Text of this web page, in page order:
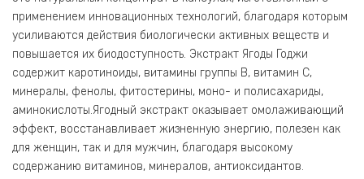
применением инновационных технологий, благодаря которым
усиливаются действия биологически активных веществ и
повышается их биодоступность. Экстракт Ягоды Годжи
содержит каротиноиды, витамины группы В, витамин С,
минералы, фенолы, фитостерины, моно- и полисахариды,
аминокислоты.Ягодный экстракт оказывает омолаживающий
эффект, восстанавливает жизненную энергию, полезен как
для женщин, так и для мужчин, благодаря высокому
содержанию витаминов, минералов, антиоксидантов.